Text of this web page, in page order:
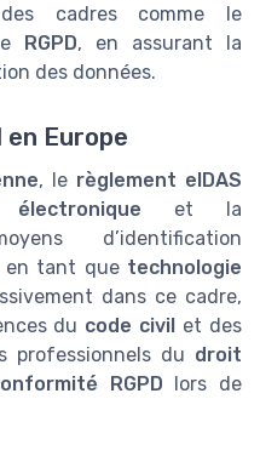
cadres comme le
RGPD, en assurant la
des données.
Europe
, le règlement eIDAS
et la
d’identification
en tant que technologie
dans ce cadre,
du code civil et des
professionnels du droit
RGPD lors de